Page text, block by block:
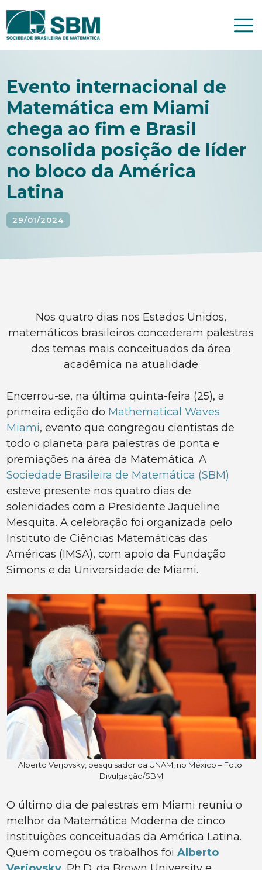
Pular
para
Evento internacional de
Matemática em Miami
chega ao fim e Brasil
consolida posição de líder
no bloco da América
Latina
29/01/2024
Nos quatro dias nos Estados Unidos,
matemáticos brasileiros concederam palestras
dos temas mais conceituados da área
acadêmica na atualidade
Encerrou-se, na última quinta-feira (25), a
primeira edição do Mathematical Waves
Miami, evento que congregou cientistas de
todo o planeta para palestras de ponta e
premiações na área da Matemática. A
Sociedade Brasileira de Matemática (SBM)
esteve presente nos quatro dias de
solenidades com a Presidente Jaqueline
Mesquita. A celebração foi organizada pelo
Instituto de Ciências Matemáticas das
Américas (IMSA), com apoio da Fundação
Simons e da Universidade de Miami.
Alberto Verjovsky, pesquisador da UNAM, no México – Foto:
Divulgação/SBM
O último dia de palestras em Miami reuniu o
melhor da Matemática Moderna de cinco
instituições conceituadas da América Latina.
Quem começou os trabalhos foiAlberto